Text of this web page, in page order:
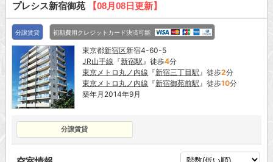
プレシス新宿御苑 【08月08日更新】
分譲賃貸 初期費用クレジットカード決済可能
東京都新宿区新宿4-60-5
JR山手線 『新宿駅』徒歩4分
東京メトロ丸ノ内線 『新宿三丁目駅』徒歩2分
東京メトロ丸ノ内線 『新宿御苑前駅』徒歩10分
築年月2014年9月
分譲賃貸